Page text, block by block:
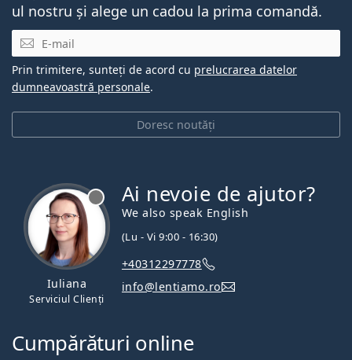
ul nostru și alege un cadou la prima comandă.
E-mail
Doresc noutăți
Prin trimitere, sunteți de acord cu prelucrarea datelor
dumneavoastră personale.
Iuliana
Serviciul Clienți
Ai nevoie de ajutor?
We also speak English
(Lu - Vi 9:00 - 16:30)
+40312297778
info@lentiamo.ro
Cumpărături online